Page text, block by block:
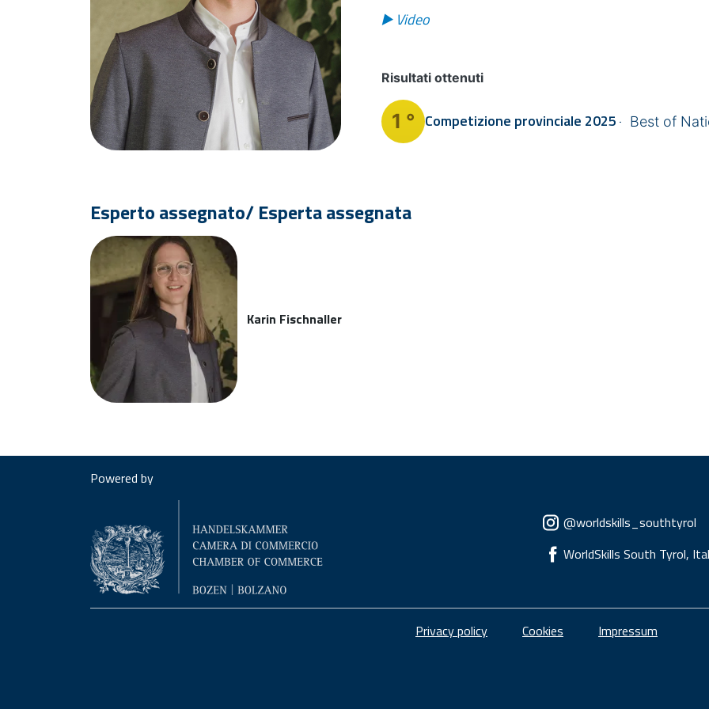
▶️ Video
Risultati ottenuti
1 ° Competizione provinciale 2025 Best of
Esperto assegnato/ Esperta assegnata
Karin Fischnaller
Powered by
Social menu
@worldskills_southtyrol
WorldSkills South Tyrol,
Piè di pagina
Privacy policy Cookies Impressum